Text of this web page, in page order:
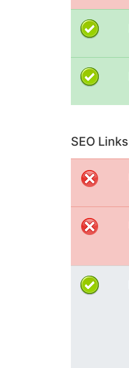
SEO Links